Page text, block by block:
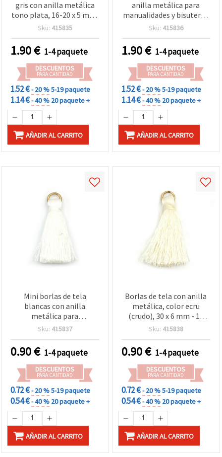
gris con anilla metálica
tono plata, 16-20 x 5 mm,
pack de 20 piezas para
Sku: 415835
1.90€ 1-4 paquete
DESCUENTOS
PARA CANTIDAD
1.52 €- 20 %5-19 paquete
1.14 €- 40 % 20 paquete +
AÑADIR AL CARRITO
anilla metálica para
manualidades y bisutería,
16~20 x 5 mm, pack de 20
Sku: 415836
1.90€ 1-4 paquete
DESCUENTOS
PARA CANTIDAD
1.52 €- 20 %5-19 paquete
1.14 €- 40 % 20 paquete +
AÑADIR AL CARRITO
Mini borlas de tela
blancas con anilla
metálica para
manualidades y bisutería,
Sku: 415837
0.90€ 1-4 paquete
DESCUENTOS
PARA CANTIDAD
0.72 €- 20 %5-19 paquete
0.54 €- 40 % 20 paquete +
AÑADIR AL CARRITO
Borlas de tela con anilla
metálica, color ecru
(crudo), 30 x 6 mm - 10
uds., decorativas para
manualidades DIY
Sku: 415838
0.90€ 1-4 paquete
DESCUENTOS
PARA CANTIDAD
0.72 €- 20 %5-19 paquete
0.54 €- 40 % 20 paquete +
AÑADIR AL CARRITO